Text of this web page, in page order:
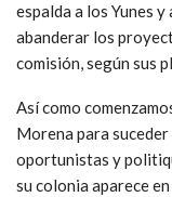
espalda a los Yunes
abanderar los
comisión, según sus
Así como
Morena para
oportunistas y
su colonia aparece